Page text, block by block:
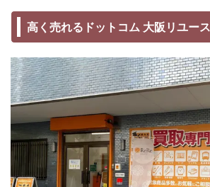
高く売れるドットコム 大阪リユー